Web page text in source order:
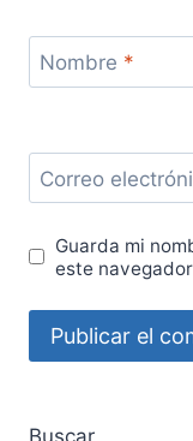
Nombre *
Correo
Guarda mi
este